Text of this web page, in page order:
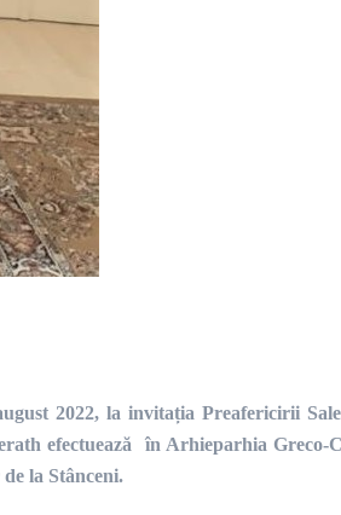
2022, la invitația Preafericirii
efectuează în Arhieparhia Greco-
la Stânceni.